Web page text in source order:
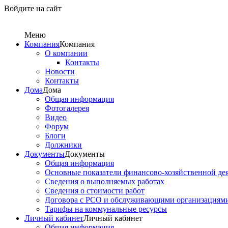
Войдите на сайт
Меню
КомпанияКомпания
О компании
Контакты
Новости
Контакты
ДомаДома
Общая информация
Фотогалерея
Видео
Форум
Блоги
Должники
ДокументыДокументы
Общая информация
Основные показатели финансово-хозяйственной
Сведения о выполняемых работах
Сведения о стоимости работ
Договора с РСО и обслуживающими
Тарифы на коммунальные ресурсы
Личный кабинетЛичный кабинет